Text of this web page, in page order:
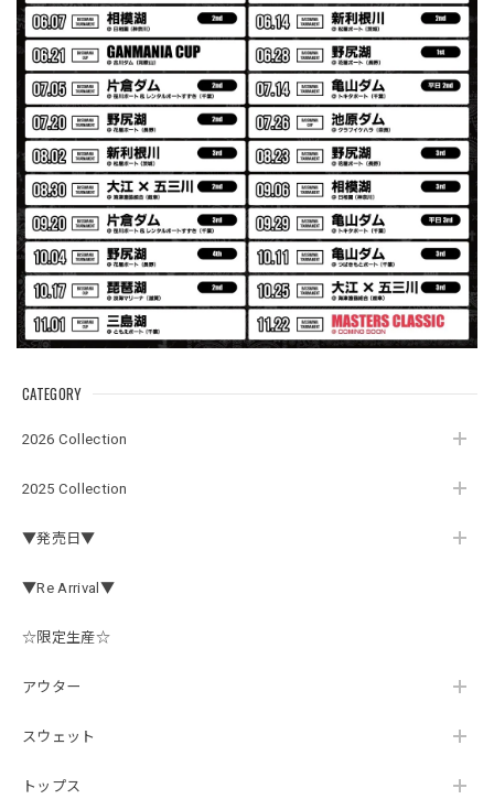
CATEGORY
2026 Collection
2025 Collection
▼発売日▼
▼Re Arrival▼
☆限定生産☆
アウター
スウェット
トップス
【Seamania】Uv Rush Cool Logo Zip Parka［BLK］［LIMITED］
ブラック L
2026/07/30
発送も早く着心地最高！！！！ セットアップで短パンも買
えば良かった！！
Logo Sweat Zip Parka [ASH GRY]
アッシュグレー XXL
2026/07/30
夏の早朝 少し肌寒い時一枚羽織りたい時ちょうど良い。
秋 冬 春 中でも外でも、ちょっと良い。厚めの生地がし
っかりしていて、タウンユースでも、気分良く歩けます。
ネオプレーンの生地のしなやかな品で、何にでも使えるバス
ャケットは、もちろん 車内の、ロッドバーにマッチして、
この秋、車を新しくする予定で、車内のインテリアに飾る予
です。